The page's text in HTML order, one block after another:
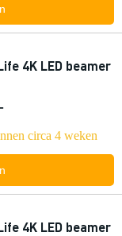
4K LED beamer
circa 4 weken
4K LED beamer